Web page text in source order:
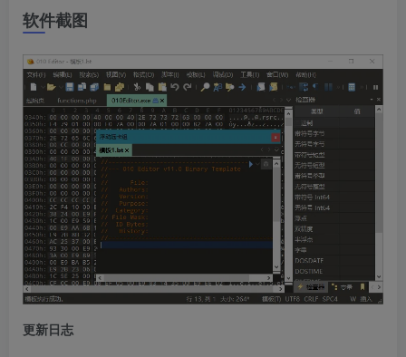
软件截图
更新日志